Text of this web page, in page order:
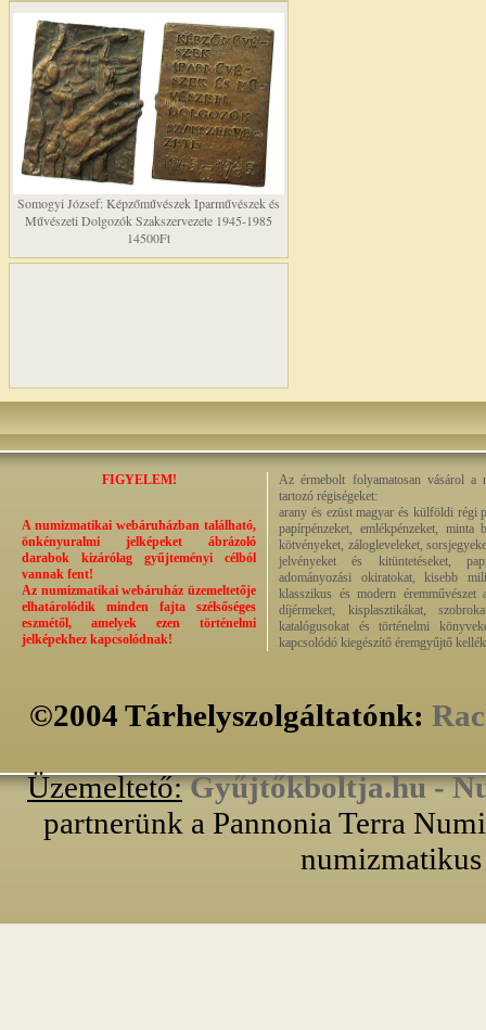
Somogyi József: Képzőművészek Iparművészek és
Művészeti Dolgozók Szakszervezete 1945-1985
14500Ft
FIGYELEM!
A numizmatikai webáruházban található,
önkényuralmi jelképeket ábrázoló
darabok kizárólag gyűjteményi célból
vannak fent!
Az numizmatikai webáruház üzemeltetője
elhatárolódik minden fajta szélsőséges
eszmétől, amelyek ezen történelmi
jelképekhez kapcsolódnak!
Az érmebolt folyamatosan vásárol a
tartozó régiségeket:
arany és ezüst magyar és külföldi régi
papírpénzeket, emlékpénzeket, minta
kötvényeket, zálogleveleket,
jelvényeket és kitüntetéseket,
adományozási okiratokat, kisebb
klasszikus és modern éremművészet
díjérmeket, kisplasztikákat,
katalógusokat és történelmi
kapcsolódó kiegészítő éremgyűjtő
©2004 Tárhelyszolgáltatónk:
Üzemeltető: Gyűjtőkboltja.hu -
partnerünk a Pannonia Terra
numizmatikus